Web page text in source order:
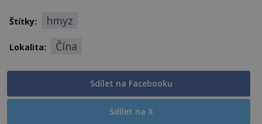
Štítky: hmyz
Lokalita: Čína
Sdílet na Facebooku
Sdílet na X